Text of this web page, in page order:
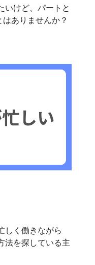
いけど、パートと
ありませんか？
しく働きながら
法を探している主